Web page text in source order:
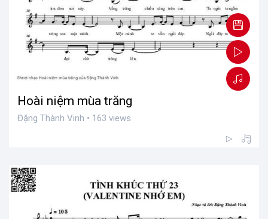
Hoài niệm mùa trăng
Đặng Thành Vinh • 163 views